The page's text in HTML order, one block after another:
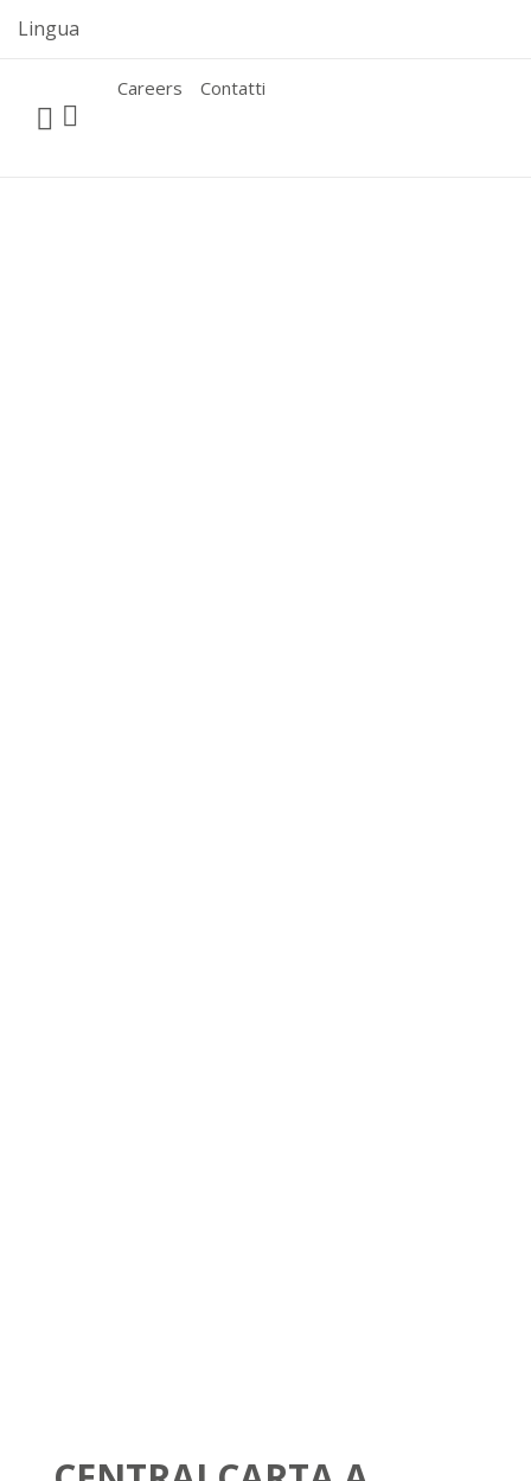
Lingua
Careers Contatti